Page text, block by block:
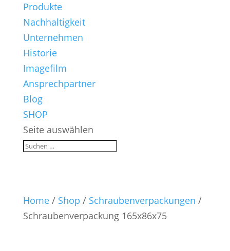
Produkte
Nachhaltigkeit
Unternehmen
Historie
Imagefilm
Ansprechpartner
Blog
SHOP
Seite auswählen
Home/ Shop / Schraubenverpackungen /
Schraubenverpackung 165x86x75